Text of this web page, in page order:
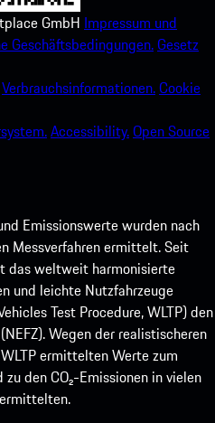
GmbH Impressum und
Geschäftsbedingungen.Gesetz
Verbrauchsinformationen.Cookie
Accessibility.Open Source
Emissionswerte wurden nach
Messverfahren ermittelt. Seit
das weltweit harmonisierte
und leichte Nutzfahrzeuge
Test Procedure, WLTP) den
Wegen der realistischeren
ermittelten Werte zum
den CO₂-Emissionen in vielen